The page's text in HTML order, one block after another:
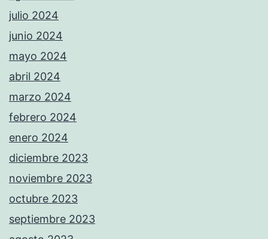
julio 2024
junio 2024
mayo 2024
abril 2024
marzo 2024
febrero 2024
enero 2024
diciembre 2023
noviembre 2023
octubre 2023
septiembre 2023